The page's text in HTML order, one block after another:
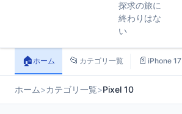
探求の旅に
終わりはな
い
🏠ホーム 📂 カテゴリ一覧 📄 iPhone 17
ホーム>カテゴリ一覧>Pixel 10